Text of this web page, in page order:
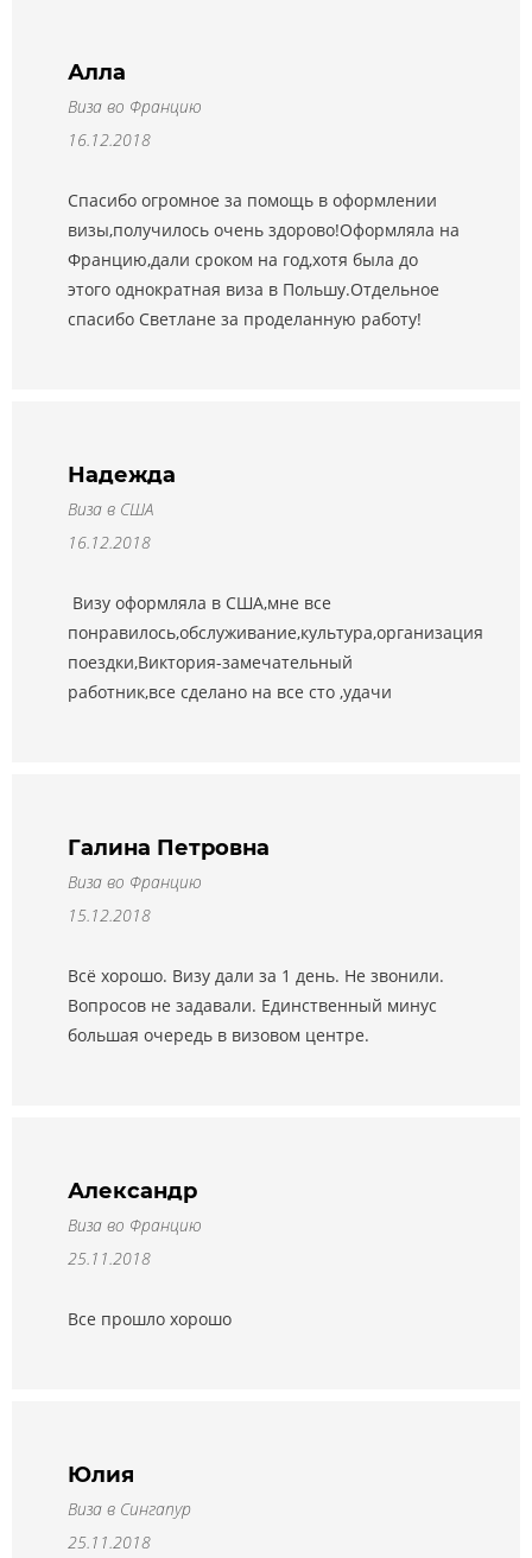
Алла
Виза во Францию
16.12.2018
Спасибо огромное за помощь в оформлении
визы,получилось очень здорово!Оформляла на
Францию,дали сроком на год,хотя была до
этого однократная виза в Польшу.Отдельное
спасибо Светлане за проделанную работу!
Надежда
Виза в США
16.12.2018
Визу оформляла в США,мне все
понравилось,обслуживание,культура,организация
поездки,Виктория-замечательный
работник,все сделано на все сто ,удачи
Галина Петровна
Виза во Францию
15.12.2018
Всё хорошо. Визу дали за 1 день. Не звонили.
Вопросов не задавали. Единственный минус
большая очередь в визовом центре.
Александр
Виза во Францию
25.11.2018
Все прошло хорошо
Юлия
Виза в Сингапур
25.11.2018